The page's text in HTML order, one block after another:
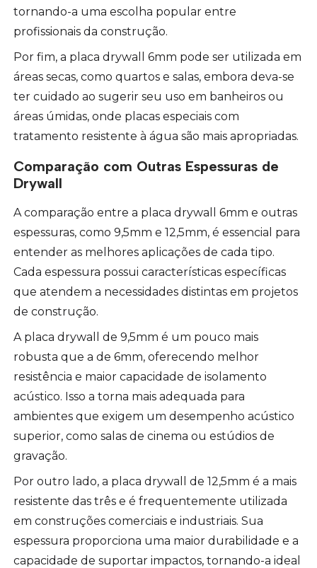
tornando-a uma escolha popular entre
profissionais da construção.
Por fim, a placa drywall 6mm pode ser utilizada em
áreas secas, como quartos e salas, embora deva-se
ter cuidado ao sugerir seu uso em banheiros ou
áreas úmidas, onde placas especiais com
tratamento resistente à água são mais apropriadas.
Comparação com Outras Espessuras de
Drywall
A comparação entre a placa drywall 6mm e outras
espessuras, como 9,5mm e 12,5mm, é essencial para
entender as melhores aplicações de cada tipo.
Cada espessura possui características específicas
que atendem a necessidades distintas em projetos
de construção.
A placa drywall de 9,5mm é um pouco mais
robusta que a de 6mm, oferecendo melhor
resistência e maior capacidade de isolamento
acústico. Isso a torna mais adequada para
ambientes que exigem um desempenho acústico
superior, como salas de cinema ou estúdios de
gravação.
Por outro lado, a placa drywall de 12,5mm é a mais
resistente das três e é frequentemente utilizada
em construções comerciais e industriais. Sua
espessura proporciona uma maior durabilidade e a
capacidade de suportar impactos, tornando-a ideal